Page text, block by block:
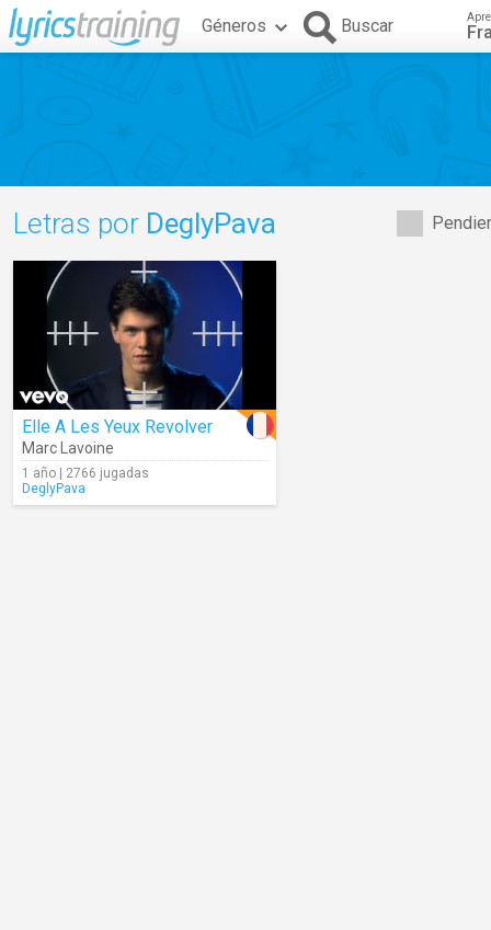
Géneros Buscar
Letras por DeglyPava
Elle A Les Yeux Revolver
Marc Lavoine
1 año | 2766 jugadas
DeglyPava